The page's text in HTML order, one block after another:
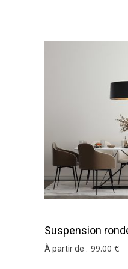
Suspension
À partir de : 99.00 €